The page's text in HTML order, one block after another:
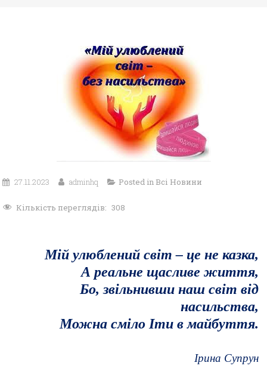
27.11.2023 adminhq Posted in Всі Новини
Кількість переглядів: 308
Мій улюблений світ – це не казка,
А реальне щасливе життя,
Бо, звільнивши наш світ від
насильства,
Можна сміло Іти в майбуття.
Ірина Супрун